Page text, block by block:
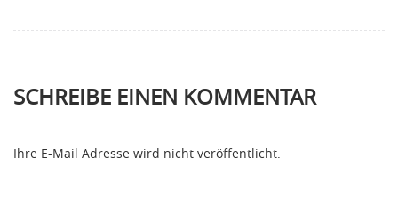
SCHREIBE EINEN KOMMENTAR
Ihre E-Mail Adresse wird nicht veröffentlicht.